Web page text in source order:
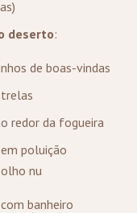
deserto:
de boas-vindas
redor da fogueira
poluição
nu
com banheiro